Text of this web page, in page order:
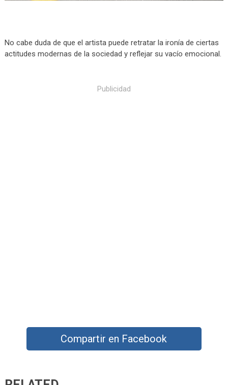
No cabe duda de que el artista puede retratar la ironía de ciertas
actitudes modernas de la sociedad y reflejar su vacío emocional.
Publicidad
Compartir en Facebook